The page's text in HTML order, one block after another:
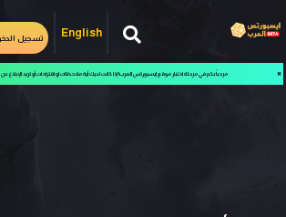
English تسجيل
✖ مرحباً بكم في مرحلة اختبار موقع ايسبورتس العرب! إذا كانت لديك أية ملاحظات او اقتراحات أو تريد الإبلاغ